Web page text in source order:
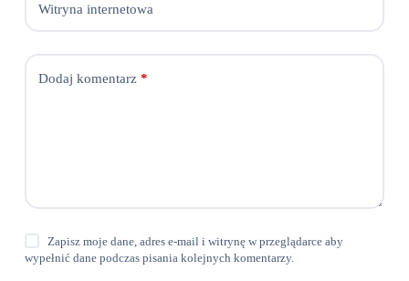
Witryna internetowa
Dodaj komentarz*
Zapisz moje dane, adres e-mail i witrynę w przeglądarce aby
wypełnić dane podczas pisania kolejnych komentarzy.